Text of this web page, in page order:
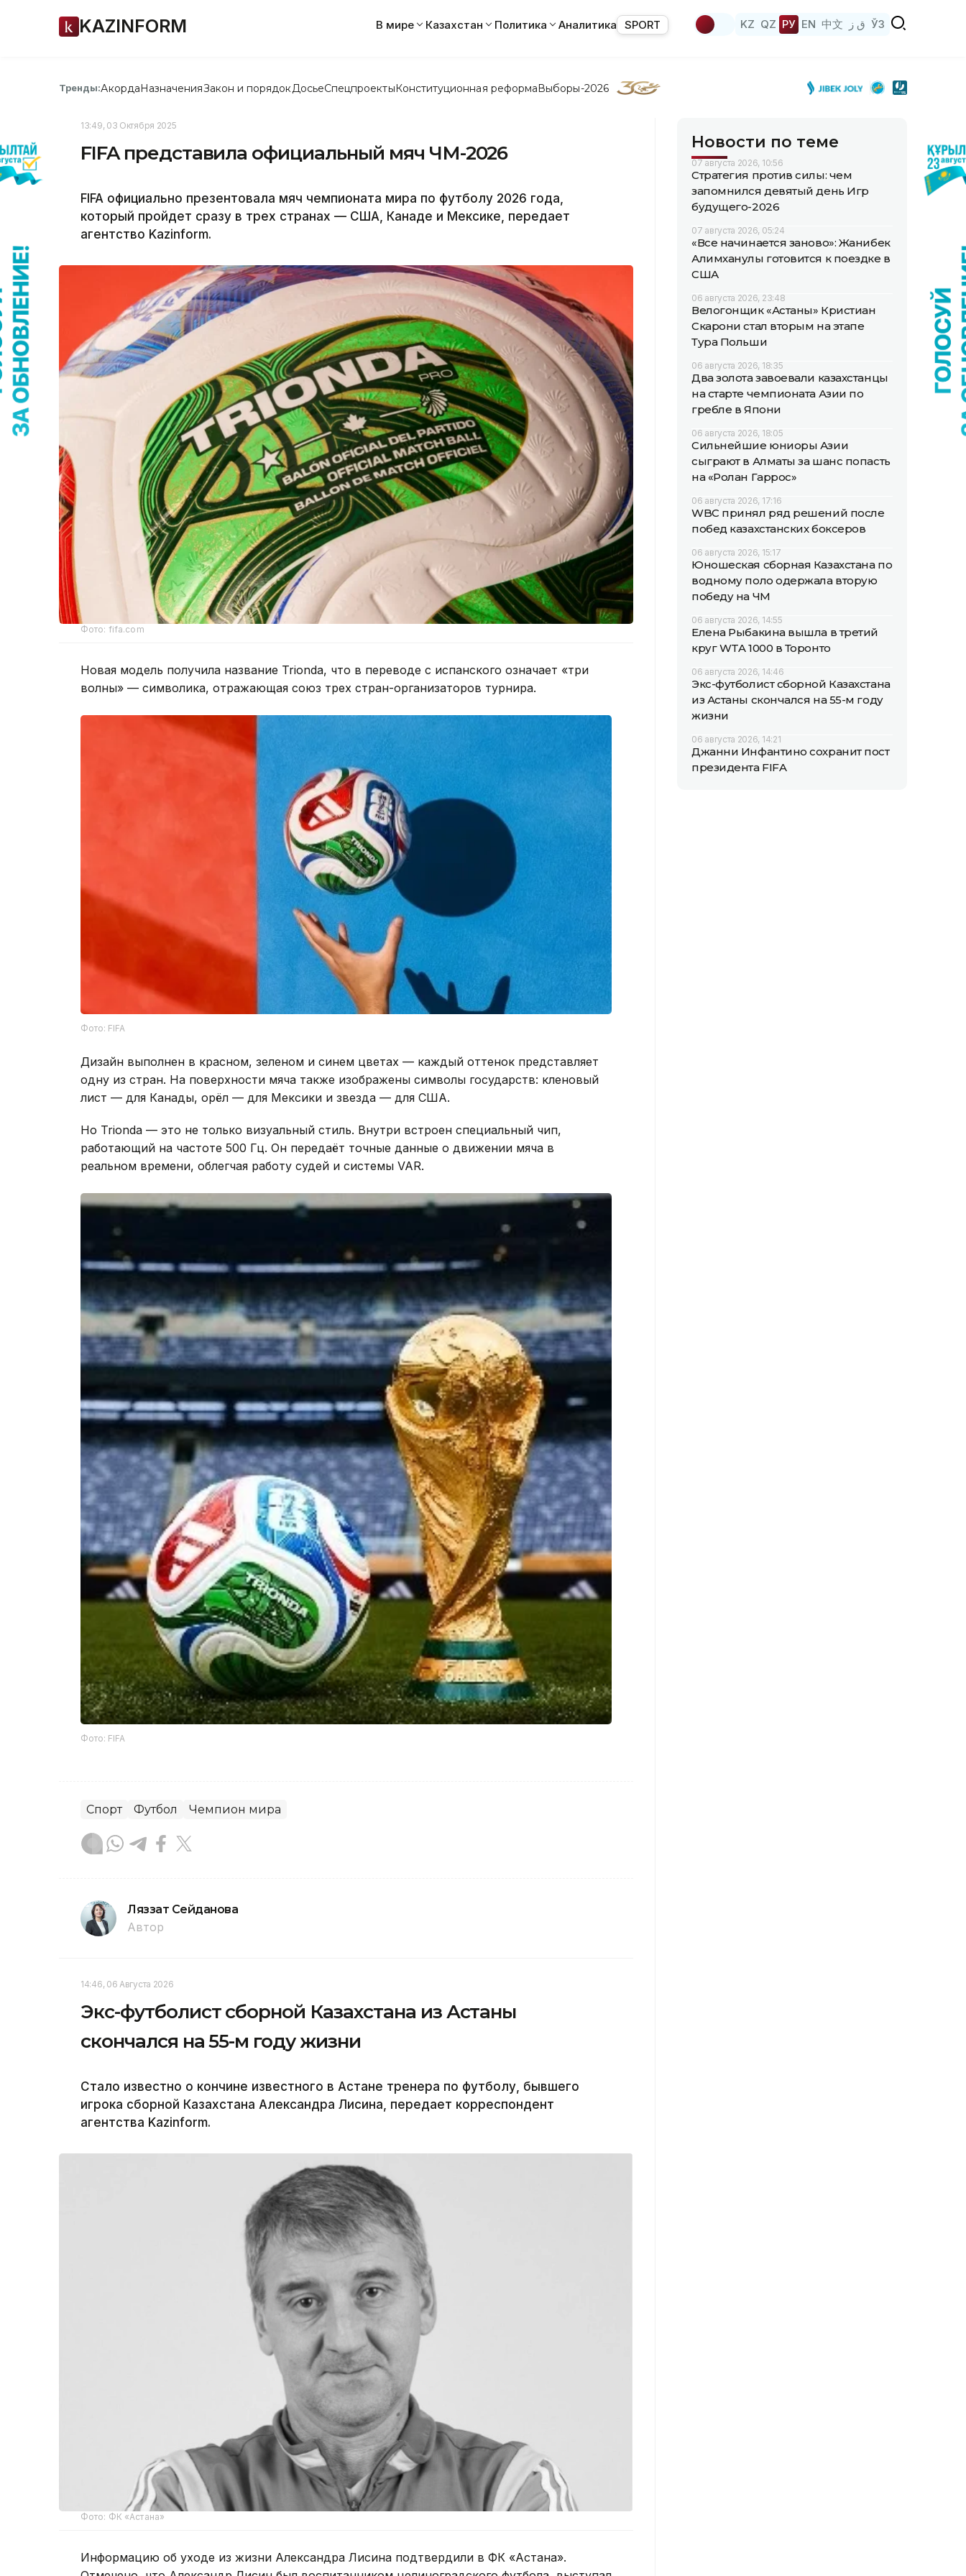
KAZINFORM В мире Казахстан Политика Аналитика SPORT KZ QZ РУ EN 中文 ق ز ЎЗ
Тренды:АкордаНазначенияЗакон и порядок ДосьеСпецпроектыКонституционная реформаВыборы-2026
13:49, 03 Октября 2025
FIFA представила официальный мяч ЧМ-2026
FIFA официально презентовала мяч чемпионата мира по футболу 2026 года,
который пройдет сразу в трех странах — США, Канаде и Мексике, передает
агентство Kazinform.
Фото: fifa.com
Новая модель получила название Trionda, что в переводе с испанского означает «три
волны» — символика, отражающая союз трех стран-организаторов турнира.
Фото: FIFA
Дизайн выполнен в красном, зеленом и синем цветах — каждый оттенок представляет
одну из стран. На поверхности мяча также изображены символы государств: кленовый
лист — для Канады, орёл — для Мексики и звезда — для США.
Но Trionda — это не только визуальный стиль. Внутри встроен специальный чип,
работающий на частоте 500 Гц. Он передаёт точные данные о движении мяча в
реальном времени, облегчая работу судей и системы VAR.
Фото: FIFA
Спорт Футбол Чемпион мира
Ляззат Сейданова
Автор
14:46, 06 Августа 2026
Экс-футболист сборной Казахстана из Астаны
скончался на 55-м году жизни
Стало известно о кончине известного в Астане тренера по футболу, бывшего
игрока сборной Казахстана Александра Лисина, передает корреспондент
агентства Kazinform.
Фото: ФК «Астана»
Информацию об уходе из жизни Александра Лисина подтвердили в ФК «Астана».
Новости по теме
07 августа 2026, 10:56
Стратегия против силы: чем
запомнился девятый день Игр
будущего-2026
07 августа 2026, 05:24
«Все начинается заново»: Жанибек
Алимханулы готовится к поездке в
США
06 августа 2026, 23:48
Велогонщик «Астаны» Кристиан
Скарони стал вторым на этапе
Тура Польши
06 августа 2026, 18:35
Два золота завоевали казахстанцы
на старте чемпионата Азии по
гребле в Япони
06 августа 2026, 18:05
Сильнейшие юниоры Азии
сыграют в Алматы за шанс попасть
на «Ролан Гаррос»
06 августа 2026, 17:16
WBC принял ряд решений после
побед казахстанских боксеров
06 августа 2026, 15:17
Юношеская сборная Казахстана по
водному поло одержала вторую
победу на ЧМ
06 августа 2026, 14:55
Елена Рыбакина вышла в третий
круг WTA 1000 в Торонто
06 августа 2026, 14:46
Экс-футболист сборной Казахстана
из Астаны скончался на 55-м году
жизни
06 августа 2026, 14:21
Джанни Инфантино сохранит пост
президента FIFA